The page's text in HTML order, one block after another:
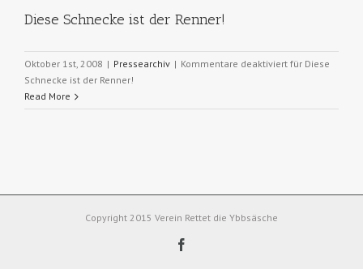
Diese Schnecke ist der Renner!
Oktober 1st, 2008 | Pressearchiv | Kommentare deaktiviert für Diese
Schnecke ist der Renner!
Read More
Copyright 2015 Verein Rettet die Ybbsäsche